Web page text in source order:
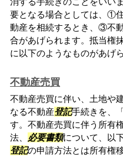
要となる場合としては、①
動産を相続するとき、③不
合があげられます。抵当権
に以下のようなものがあげ
不動産売買
不動産売買に伴い、土地や
なる不動産登記手続きを、
す。不動産売買に伴う所有
法、
必要書類について、以
登記の申請方法とは所有権